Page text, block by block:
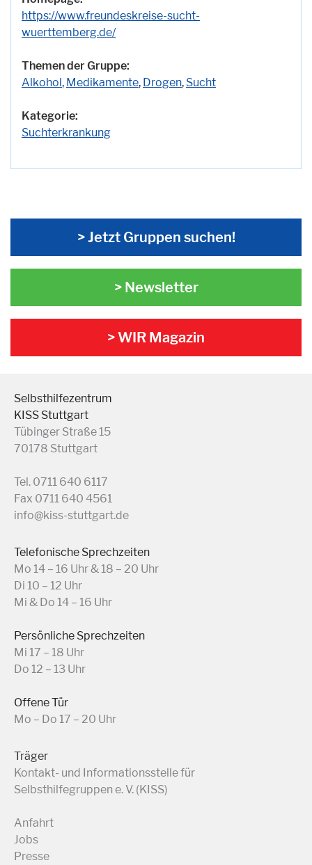
https://www.freundeskreise-sucht-
wuerttemberg.de/
Themen der Gruppe:
Alkohol, Medikamente, Drogen, Sucht
Kategorie:
Suchterkrankung
> Jetzt Gruppen suchen!
> Newsletter
> WIR Magazin
Selbsthilfezentrum
KISS Stuttgart
Tübinger Straße 15
70178 Stuttgart
Tel. 0711 640 6117
Fax 0711 640 4561
info@kiss-stuttgart.de
Telefonische Sprechzeiten
Mo 14 – 16 Uhr & 18 – 20 Uhr
Di 10 – 12 Uhr
Mi & Do 14 – 16 Uhr
Persönliche Sprechzeiten
Mi 17 – 18 Uhr
Do 12 – 13 Uhr
Offene Tür
Mo – Do 17 – 20 Uhr
Träger
Kontakt- und Informationsstelle für
Selbsthilfegruppen e. V. (KISS)
Anfahrt
Jobs
Presse